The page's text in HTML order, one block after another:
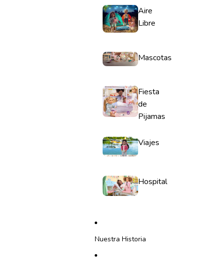
Aire
Libre
Mascotas
Fiesta
de
Pijamas
Viajes
Hospital
Nuestra Historia